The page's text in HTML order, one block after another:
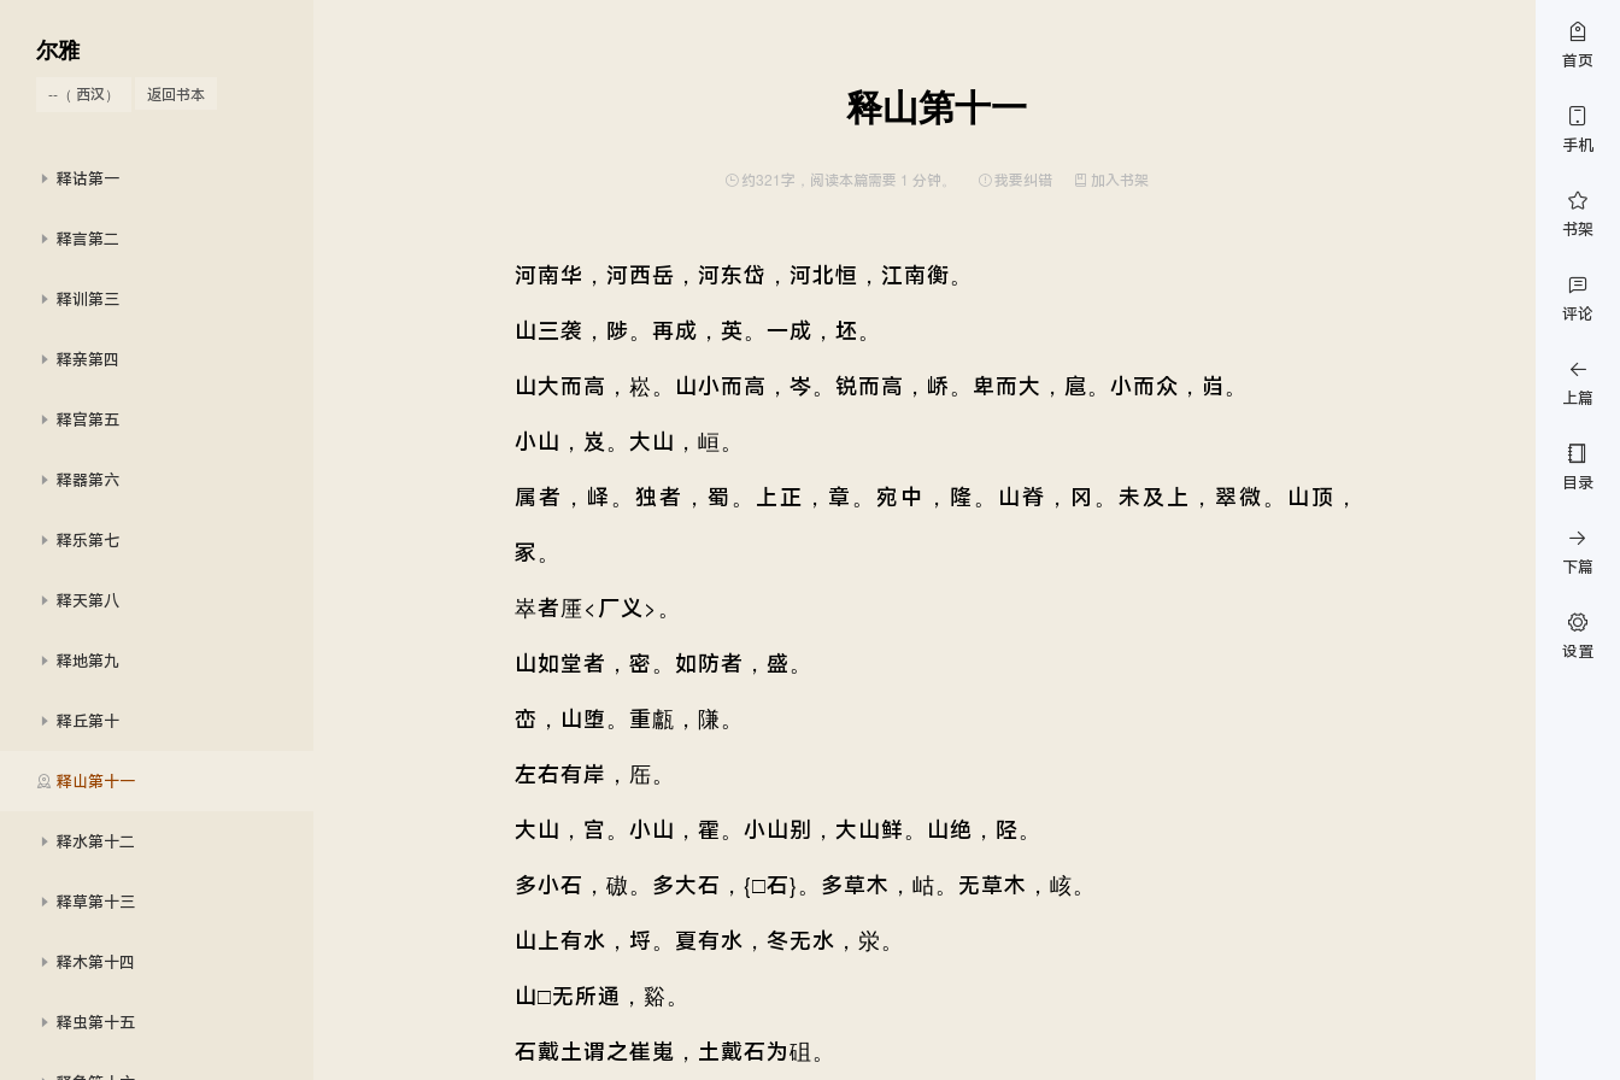
尔雅
--（ 西汉） 返回书本
释诂第一
释言第二
释训第三
释亲第四
释宫第五
释器第六
释乐第七
释天第八
释地第九
释丘第十
释山第十一
释水第十二
释草第十三
释木第十四
释虫第十五
释山第十一
约321字，阅读本篇需要 1 分钟。 我要纠错 加入书架
河南华，河西岳，河东岱，河北恒，江南衡。
山三袭，陟。再成，英。一成，坯。
山大而高，崧。山小而高，岑。锐而高，峤。卑而大，扈。小而众，岿。
小山，岌。大山，峘。
属者，峄。独者，蜀。上正，章。宛中，隆。山脊，冈。未及上，翠微。山顶，
冢。
崒者厜<厂义>。
山如堂者，密。如防者，盛。
峦，山堕。重甗，隒。
左右有岸，厒。
大山，宫。小山，霍。小山别，大山鲜。山绝，陉。
多小石，磝。多大石，{□石}。多草木，岵。无草木，峐。
山上有水，埒。夏有水，冬无水，泶。
山□无所通，谿。
石戴土谓之崔嵬，土戴石为砠。
首页
手机
书架
评论
上篇
目录
下篇
设置